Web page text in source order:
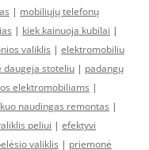
| mobiliųjų telefonų
| kiek kainuoja kubilai |
valiklis | elektromobiliu
daugeja stoteliu | padangų
elektromobiliams |
kuo naudingas remontas |
peliui | efektyvi
valiklis | priemonė